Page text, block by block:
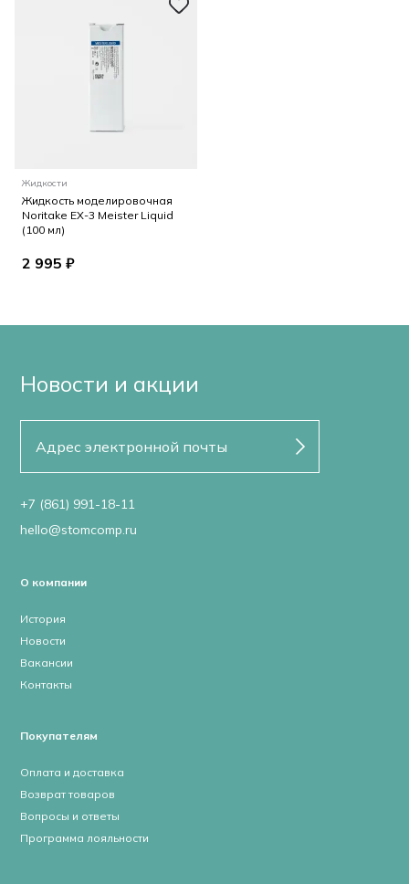
Жидкости
Жидкость моделировочная
Noritake EX-3 Meister Liquid
(100 мл)
2 995 ₽
Новости и акции
+7 (861) 991-18-11
hello@stomcomp.ru
О компании
История
Новости
Вакансии
Контакты
Покупателям
Оплата и доставка
Возврат товаров
Вопросы и ответы
Программа лояльности